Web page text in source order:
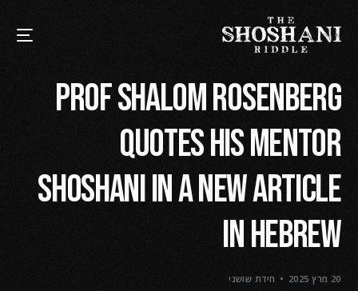
Prof Shalom Rosenberg
quotes his Mentor
Shoshani in a new article
in Hebrew
20 מרץ 2025 חידת שושני